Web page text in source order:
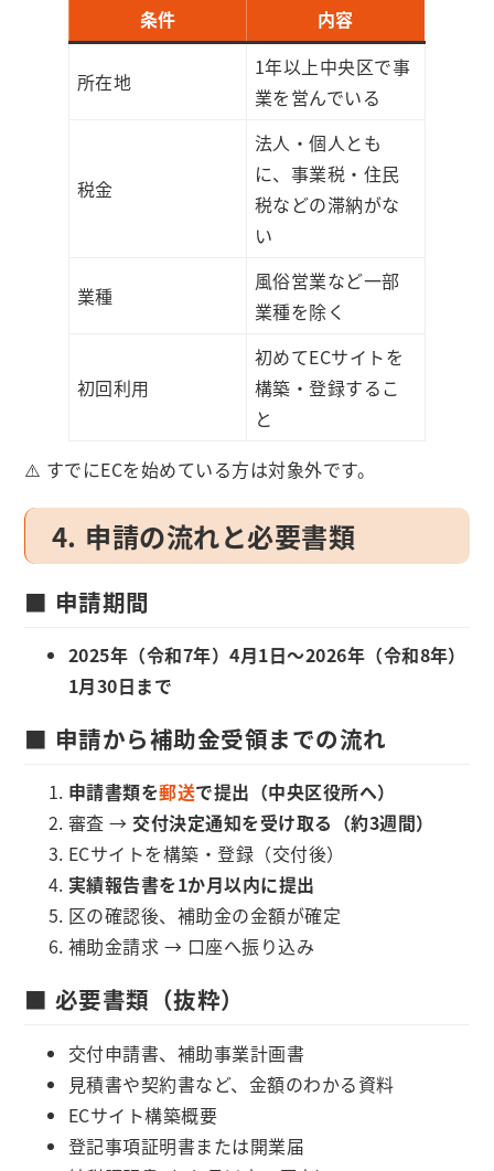
条件 内容
所在地
1年以上中央区で事
業を営んでいる
税金
法人・個人とも
に、事業税・住民
税などの滞納がな
い
業種
風俗営業など一部
業種を除く
初回利用
初めてECサイトを
構築・登録するこ
と
⚠️ すでにECを始めている方は対象外です。
4. 申請の流れと必要書類
■ 申請期間
2025年（令和7年）4月1日～2026年（令和8年）
1月30日まで
■ 申請から補助金受領までの流れ
申請書類を郵送で提出（中央区役所へ）
審査 → 交付決定通知を受け取る（約3週間）
ECサイトを構築・登録（交付後）
実績報告書を1か月以内に提出
区の確認後、補助金の金額が確定
補助金請求 → 口座へ振り込み
■ 必要書類（抜粋）
交付申請書、補助事業計画書
見積書や契約書など、金額のわかる資料
ECサイト構築概要
登記事項証明書または開業届